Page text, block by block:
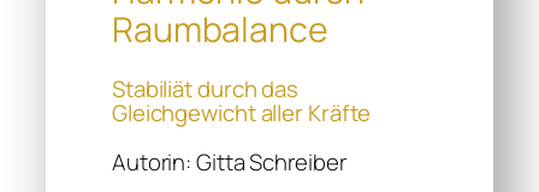
Raumbalance
Stabiliät durch das
Gleichgewicht aller Kräfte
Autorin: Gitta Schreiber